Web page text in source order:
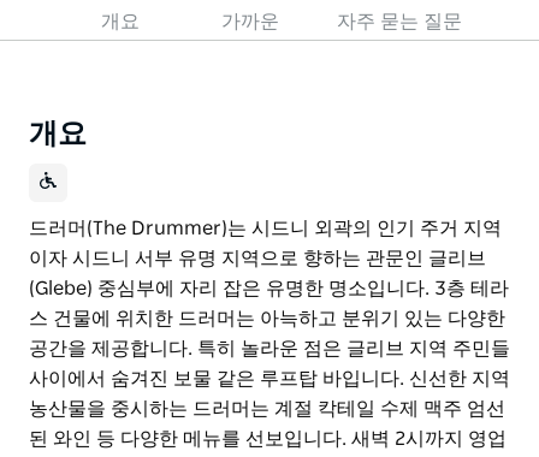
개요 가까운 자주 묻는 질문
개요
드러머(The Drummer)는 시드니 외곽의 인기 주거 지역
이자 시드니 서부 유명 지역으로 향하는 관문인 글리브
(Glebe) 중심부에 자리 잡은 유명한 명소입니다. 3층 테라
스 건물에 위치한 드러머는 아늑하고 분위기 있는 다양한
공간을 제공합니다. 특히 놀라운 점은 글리브 지역 주민들
사이에서 숨겨진 보물 같은 루프탑 바입니다. 신선한 지역
농산물을 중시하는 드러머는 계절 칵테일 수제 맥주 엄선
된 와인 등 다양한 메뉴를 선보입니다. 새벽 2시까지 영업